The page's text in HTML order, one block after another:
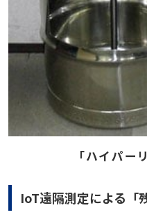
「ハイパー
IoT遠隔測定による「